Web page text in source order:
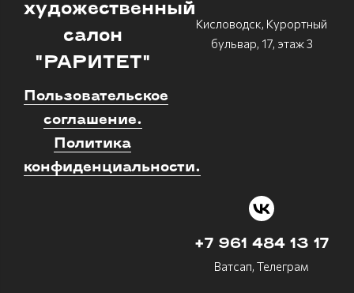
художественный
салон
"РАРИТЕТ"
Пользовательское
соглашение.
Политика
конфиденциальности.
Кисловодск, Курортный
бульвар, 17, этаж 3
+7 961 484 13 17
Ватсап, Телеграм